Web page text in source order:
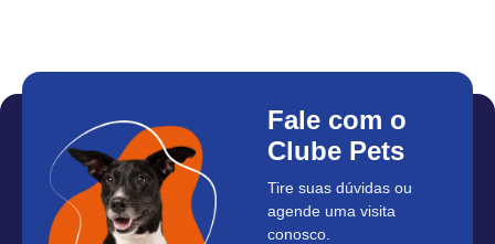
Fale com o
Clube Pets
Tire suas dúvidas ou
agende uma visita
conosco.